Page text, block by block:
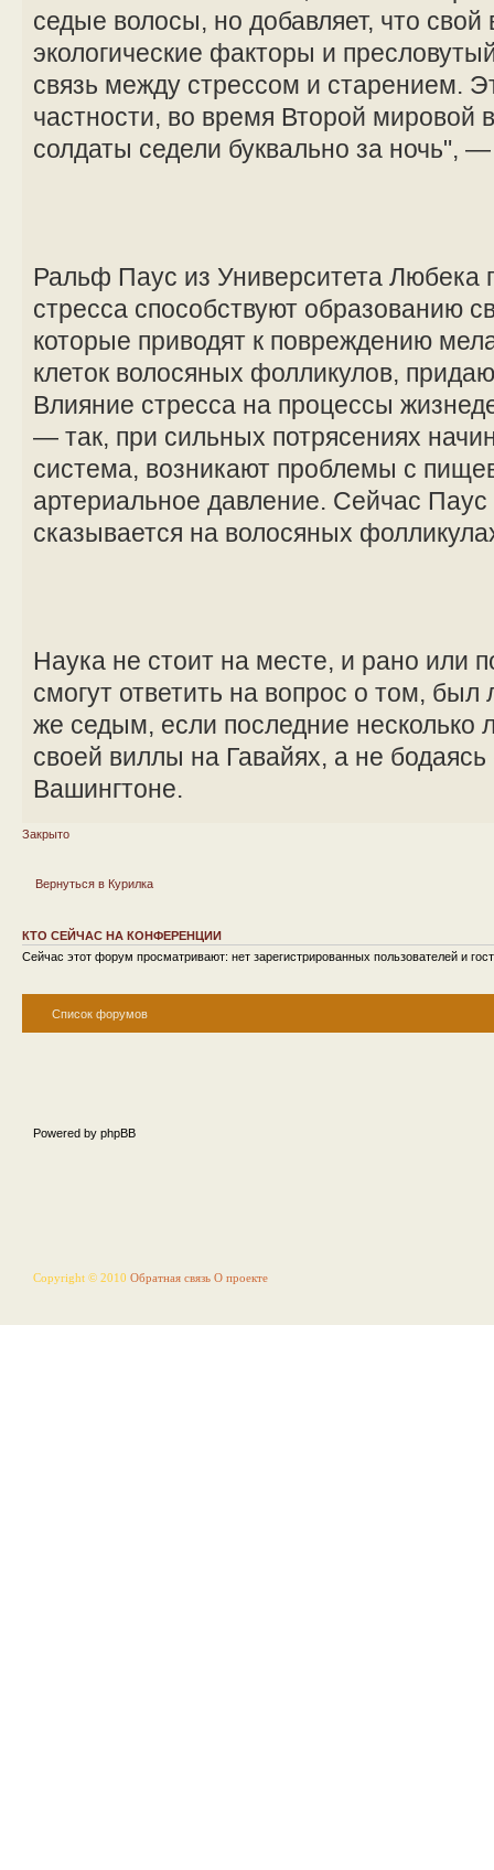
седые волосы, но добавляет, что свой
экологические факторы и
связь между стрессом и старением.
частности, во время Второй
солдаты седели буквально за ночь",
Ральф Паус из Университета Любека
стресса способствуют образованию
которые приводят к повреждению
клеток волосяных фолликулов,
Влияние стресса на процессы
— так, при сильных потрясениях
система, возникают проблемы с
артериальное давление. Сейчас Паус
сказывается на волосяных
Наука не стоит на месте, и рано или
смогут ответить на вопрос о том,
же седым, если последние несколько
своей виллы на Гавайях, а не
Вашингтоне.
Закрыто
Вернуться в Курилка
КТО СЕЙЧАС НА КОНФЕРЕНЦИИ
Сейчас этот форум просматривают: нет зарегистрированных пользователей и
Список форумов
Powered by phpBB
Copyright © 2010 Обратная связь О проекте